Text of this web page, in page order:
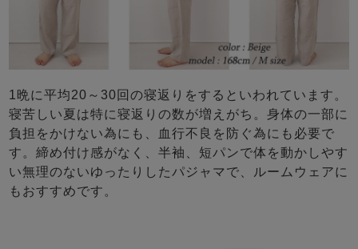
1晩に平均20～30回の寝返りをするといわれています。
寝苦しい夏は特に寝返りの数が増えがち。身体の一部に
負担をかけない為にも、血行不良を防ぐ為にも必要で
す。締め付け感がなく、半袖、短パンで体を動かしやす
い無理のないゆったりしたパジャマで、ルームウェアに
もおすすめです。